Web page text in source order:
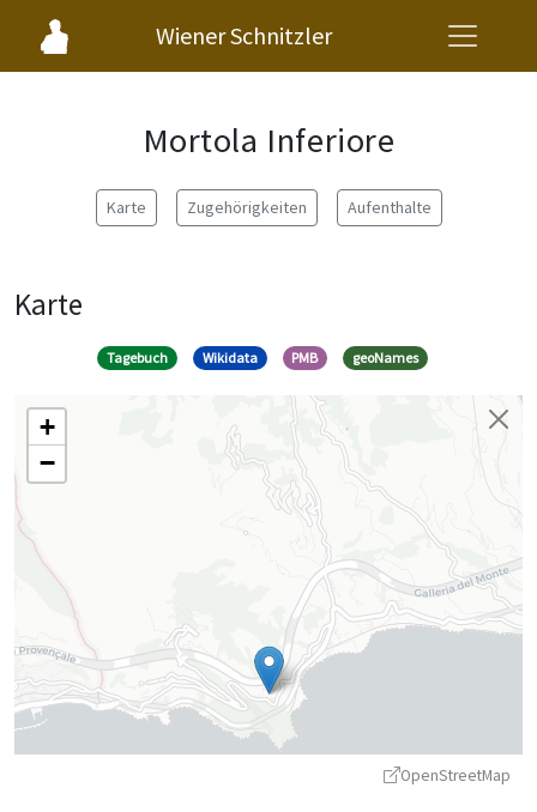
Wiener Schnitzler
Mortola Inferiore
Karte Zugehörigkeiten Aufenthalte
Karte
Tagebuch Wikidata PMB geoNames
+
−
OpenStreetMap